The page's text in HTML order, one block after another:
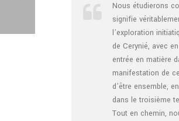
Nous étudierons
signifie
l’exploration
de Cerynié, avec
entrée en matière
manifestation de
d’être ensemble,
dans le troisième
Tout en chemin,